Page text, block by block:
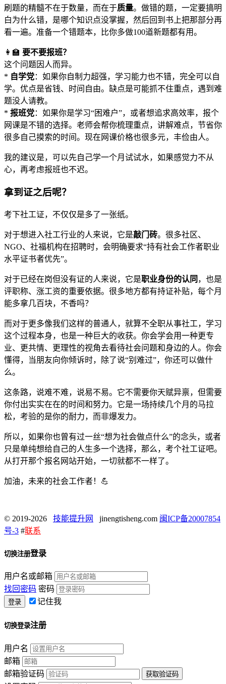
刷题的精髓不在于数量，而在于质量。做错的题，一定要搞明
白为什么错，是哪个知识点没掌握，然后回到书上把那部分再
看一遍。准备一个错题本，比你多做100道新题都有用。
👩‍🏫 要不要报班？
这个问题因人而异。
* 自学党：如果你自制力超强，学习能力也不错，完全可以自
学。优点是省钱、时间自由。缺点是可能抓不住重点，遇到难
题没人请教。
* 报班党：如果你是学习“困难户”，或者想追求高效率，报个
网课是不错的选择。老师会帮你梳理重点，讲解难点，节省你
很多自己摸索的时间。现在网课价格也很多元，丰俭由人。
我的建议是，可以先自己学一个月试试水，如果感觉力不从
心，再考虑报班也不迟。
拿到证之后呢？
考下社工证，不仅仅是多了一张纸。
对于想进入社工行业的人来说，它是敲门砖。很多社区、
NGO、社福机构在招聘时，会明确要求“持有社会工作者职业
水平证书者优先”。
对于已经在岗但没有证的人来说，它是职业身份的认同 ，也是
评职称、涨工资的重要依据。很多地方都有持证补贴，每个月
能多拿几百块，不香吗？
而对于更多像我们这样的普通人，就算不全职从事社工，学习
这个过程本身，也是一种巨大的收获。你会学会用一种更专
业、更共情、更理性的视角去看待社会问题和身边的人。你会
懂得，当朋友向你倾诉时，除了说“别难过”，你还可以做什
么。
这条路，说难不难，说易不易。它不需要你天赋异禀，但需要
你付出实实在在的时间和努力。它是一场持续几个月的马拉
松，考验的是你的耐力，而非爆发力。
所以，如果你也曾有过一丝“想为社会做点什么”的念头，或者
只是单纯想给自己的人生多一个选择，那么，考个社工证吧。
从打开那个报名网站开始，一切就都不一样了。
加油，未来的社会工作者！💪
© 2019-2026 技能提升网 jinengtisheng.com 闽ICP备20007854
号-3 #联系
切换注册登录
用户名或邮箱
找回密码 密码
记住我
切换登录注册
用户名
邮箱
邮箱验证码